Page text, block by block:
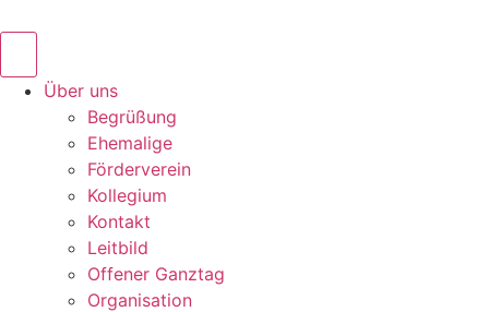
Über uns
Begrüßung
Ehemalige
Förderverein
Kollegium
Kontakt
Leitbild
Offener Ganztag
Organisation